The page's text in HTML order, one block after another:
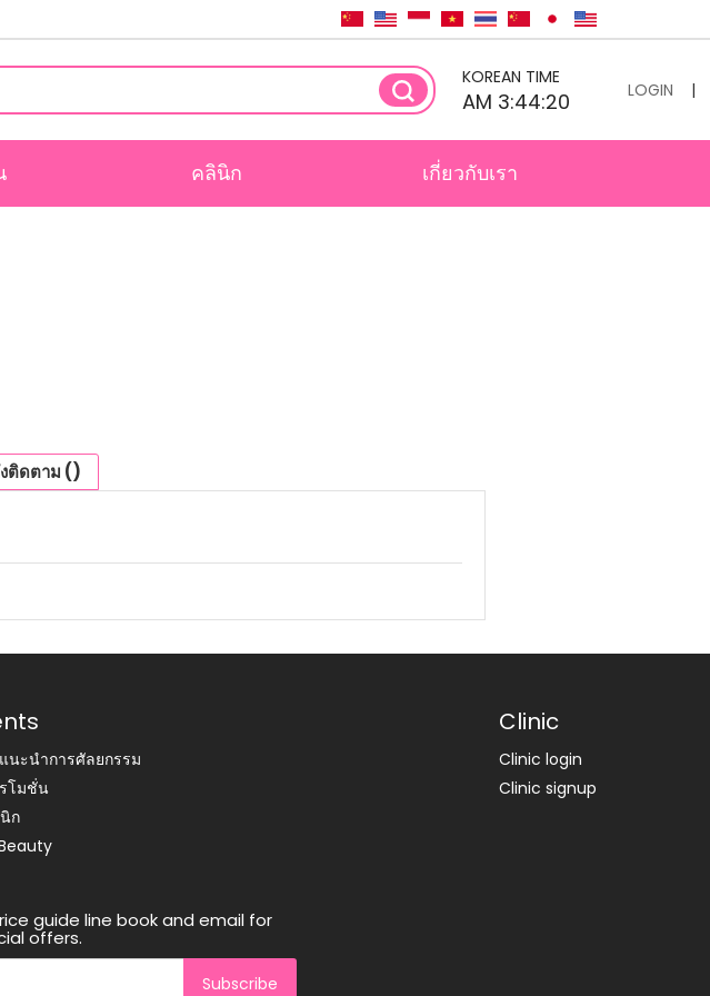
KOREAN TIME
AM 3:44:20 LOGIN |
คลินิก เกี่ยวกับเรา
ติดตาม ()
นะนำการศัลยกรรม
โมชั่น
ก
Clinic
Clinic login
Clinic signup
guide line book and email for
offers.
Subscribe